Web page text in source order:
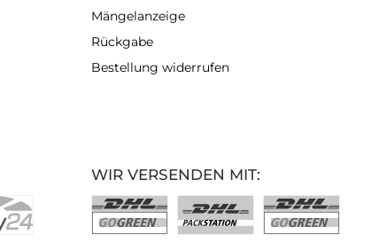
Mängelanzeige
Rückgabe
Bestellung widerrufen
WIR VERSENDEN MIT: